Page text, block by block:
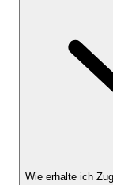
Wie erhalte ich